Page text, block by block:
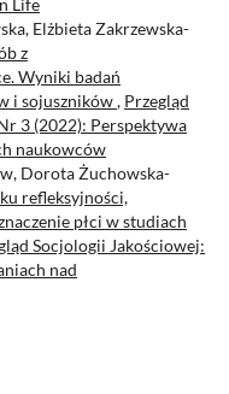
Life
Elżbieta Zakrzewska-
z
Wyniki badań
i sojuszników, Przegląd
3 (2022): Perspektywa
naukowców
Dorota Żuchowska-
refleksyjności,
płci w studiach
Socjologii Jakościowej:
nad